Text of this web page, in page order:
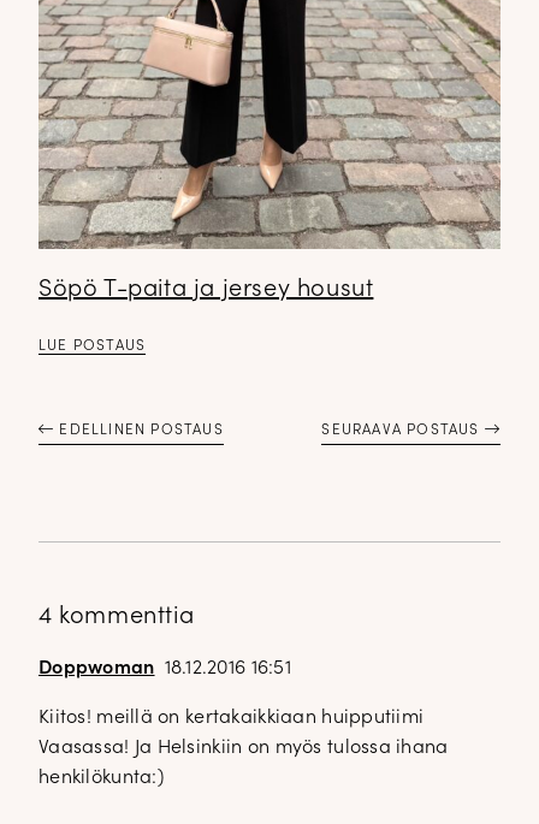
Söpö T-paita ja jersey housut
LUE POSTAUS
EDELLINEN POSTAUS SEURAAVA POSTAUS
4 kommenttia
Doppwoman 18.12.2016 16:51
Kiitos! meillä on kertakaikkiaan huipputiimi
Vaasassa! Ja Helsinkiin on myös tulossa ihana
henkilökunta:)